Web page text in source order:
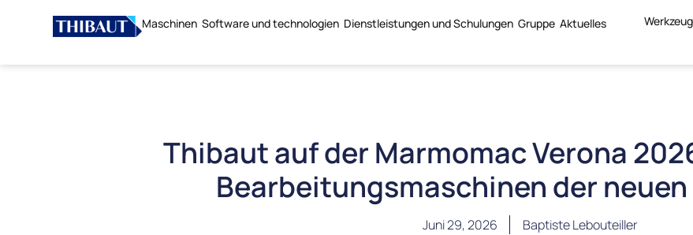
Maschinen Software und technologien Dienstleistungen und Schulungen Gruppe Aktuelles
Thibaut auf der Marmomac Verona
Bearbeitungsmaschinen der
Juni 29, 2026 Baptiste Lebouteiller